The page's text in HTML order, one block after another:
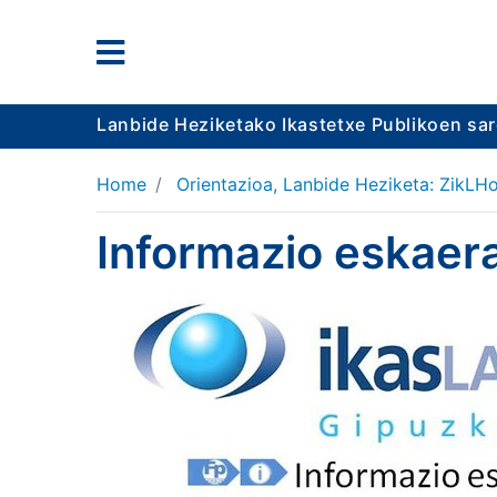
Lanbide Heziketako Ikastetxe Publikoen
Home Orientazioa, Lanbide Heziketa:
Informazio